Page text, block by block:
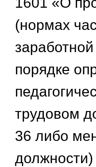
(нормах
порядке
трудовом
36 либо
должности)